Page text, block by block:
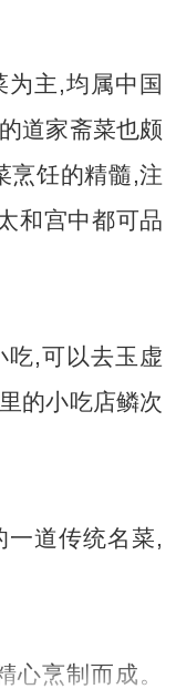
主,均属中国
道家斋菜也颇
烹饪的精髓,注
和宫中都可品
吃,可以去玉虚
的小吃店鳞次
一道传统名菜,
心烹制而成。